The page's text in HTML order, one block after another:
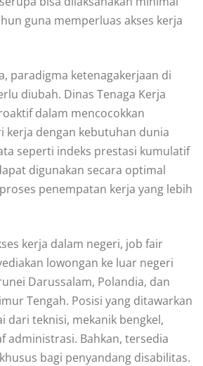
guna memperluas akses kerja
paradigma ketenagakerjaan di
diubah. Dinas Tenaga Kerja
dalam mencocokkan
kerja dengan kebutuhan dunia
seperti indeks prestasi kumulatif
digunakan secara optimal
penempatan kerja yang lebih
kerja dalam negeri, job fair
lowongan ke luar negeri
Darussalam, Polandia, dan
Tengah. Posisi yang ditawarkan
dari teknisi, mekanik bengkel,
administrasi. Bahkan, tersedia
bagi penyandang disabilitas.